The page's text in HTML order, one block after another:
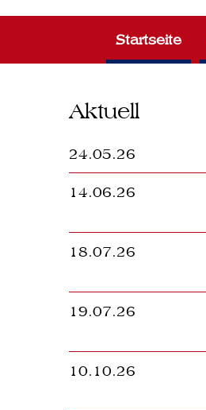
Startseite
Aktuell
24.05.26
14.06.26
18.07.26
19.07.26
10.10.26